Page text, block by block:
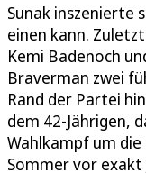
Sunak inszenierte
einen kann.
Kemi Badenoch
Braverman zwei
Rand der Partei
dem 42-Jährigen,
Wahlkampf um
Sommer vor